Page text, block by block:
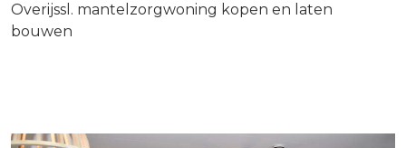
Overijssl. mantelzorgwoning kopen en laten
bouwen